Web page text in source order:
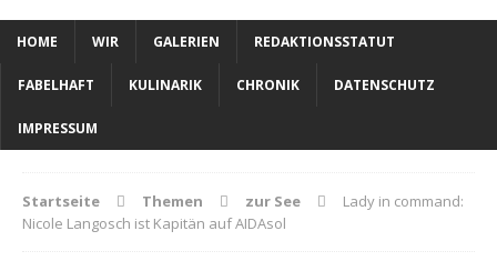
HOME WIR GALERIEN REDAKTIONSSTATUT
FABELHAFT KULINARIK CHRONIK DATENSCHUTZ
IMPRESSUM
Startseite Themen zur See
Lady in command:
Nicole Langosch ist Kapitän auf AIDAsol